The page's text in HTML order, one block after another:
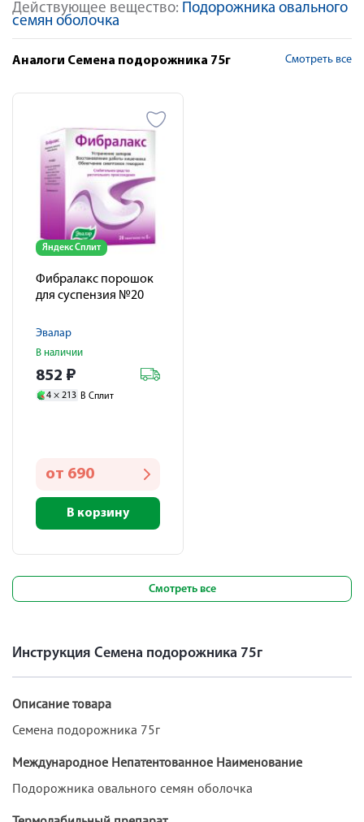
Действующее вещество: Подорожника овального
семян оболочка
Аналоги Семена подорожника 75г Смотреть все
Яндекс Сплит
Фибралакс порошок
для суспензия №20
Эвалар
В наличии
852 ₽
4 × 213 В Сплит
от 690
В корзину
Смотреть все
Инструкция Семена подорожника 75г
Описание товара
Семена подорожника 75г
Международное Непатентованное Наименование
Подорожника овального семян оболочка